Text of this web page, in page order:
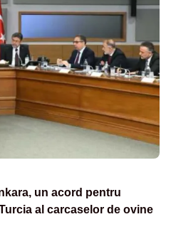
un acord pentru
al carcaselor de ovine